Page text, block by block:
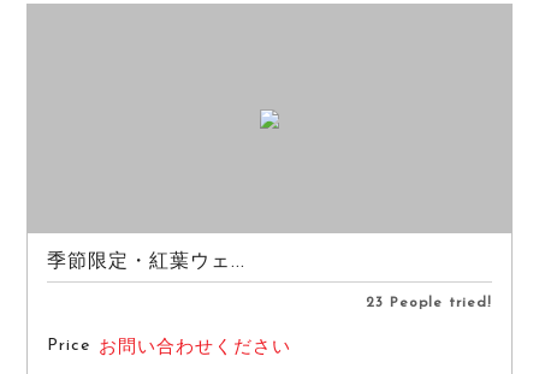
季節限定・紅葉ウェ...
23 People tried!
Price お問い合わせください